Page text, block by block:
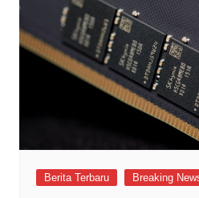
Berita Terbaru Breaking